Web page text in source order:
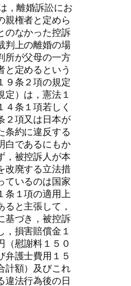
，離婚訴訟にお
親権者と定めら
のなかった控訴
判上の離婚の場
所が父母の一方
と定めるという
９条２項の規定
定）は，憲法１
４条１項若しく
２項又は日本が
条約に違反する
白であるにもか
，被控訴人が本
改廃する立法措
ているのは国家
条１項の適用上
ると主張して，
基づき，被控訴
，損害賠償金１
（慰謝料１５０
弁護士費用１５
計額）及びこれ
違法行為後の日